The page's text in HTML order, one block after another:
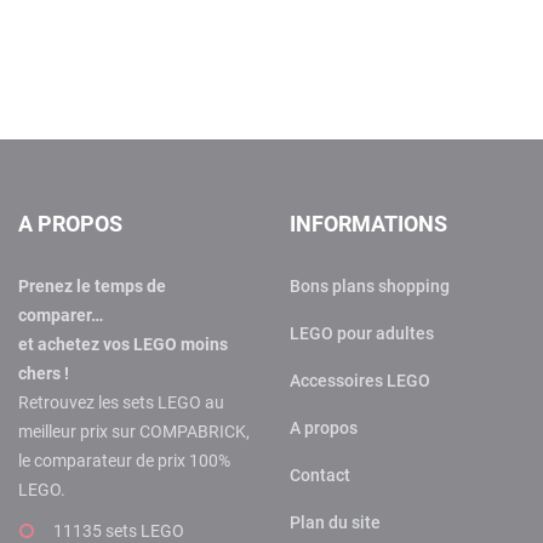
A PROPOS
Prenez le temps de
comparer…
et achetez vos LEGO moins
chers !
Retrouvez les sets LEGO au
meilleur prix sur COMPABRICK,
le comparateur de prix 100%
LEGO.
11135 sets LEGO
INFORMATIONS
Bons plans shopping
LEGO pour adultes
Accessoires LEGO
A propos
Contact
Plan du site